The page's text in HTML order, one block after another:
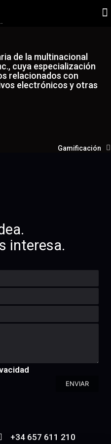
de la multinacional
cuya especialización
relacionados con
electrónicos y otras
Gamificación
interesa.
ENVIAR
+34 657 611 210